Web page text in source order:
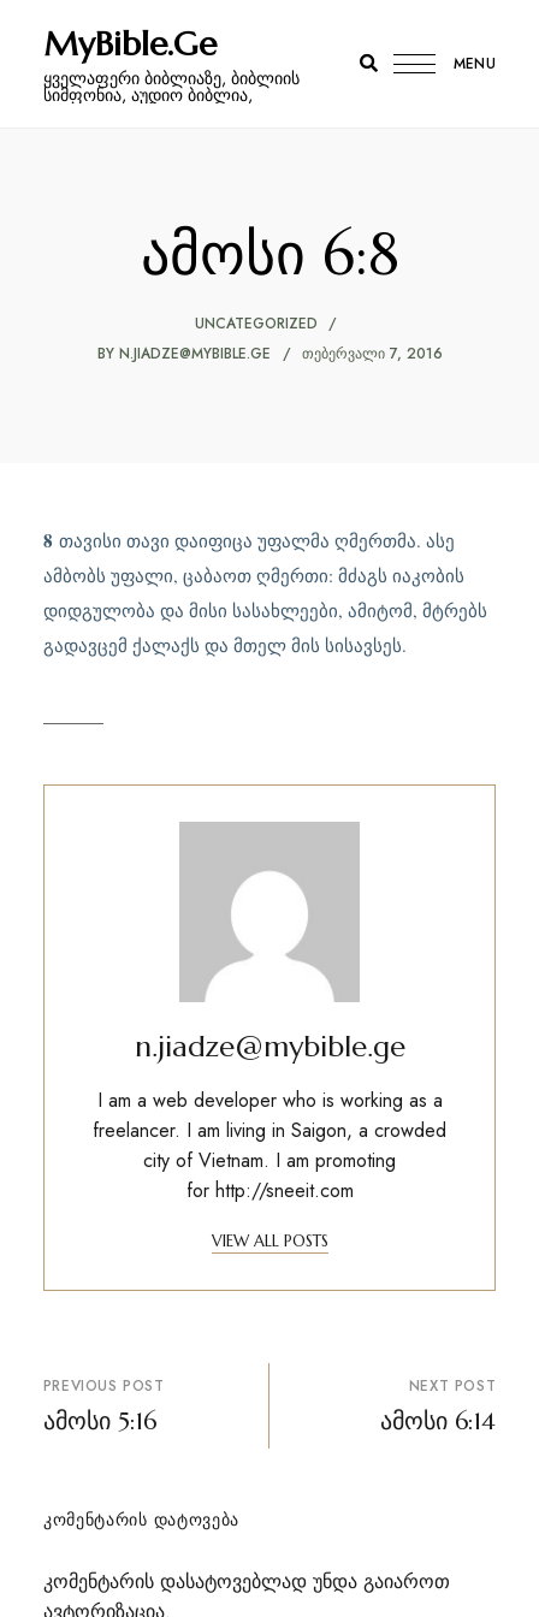
MyBible.Ge
ყველაფერი ბიბლიაზე, ბიბლიის
სიმფონია, აუდიო ბიბლია,
MENU
ამოსი 6:8
UNCATEGORIZED
BY N.JIADZE@MYBIBLE.GE ᲗᲔᲑᲔᲠᲕᲐᲚᲘ 7, 2016
8 თავისი თავი დაიფიცა უფალმა ღმერთმა. ასე
ამბობს უფალი, ცაბაოთ ღმერთი: მძაგს იაკობის
დიდგულობა და მისი სასახლეები, ამიტომ, მტრებს
გადავცემ ქალაქს და მთელ მის სისავსეს.
n.jiadze@mybible.ge
I am a web developer who is working as a
freelancer. I am living in Saigon, a crowded
city of Vietnam. I am promoting
for http://sneeit.com
VIEW ALL POSTS
პოსტის
ნავიგაცია
PREVIOUS POST
ამოსი 5:16
NEXT POST
ამოსი 6:14
ᲙᲝᲛᲔᲜᲢᲐᲠᲘᲡ ᲓᲐᲢᲝᲕᲔᲑᲐ
კომენტარის დასატოვებლად უნდა გაიაროთ